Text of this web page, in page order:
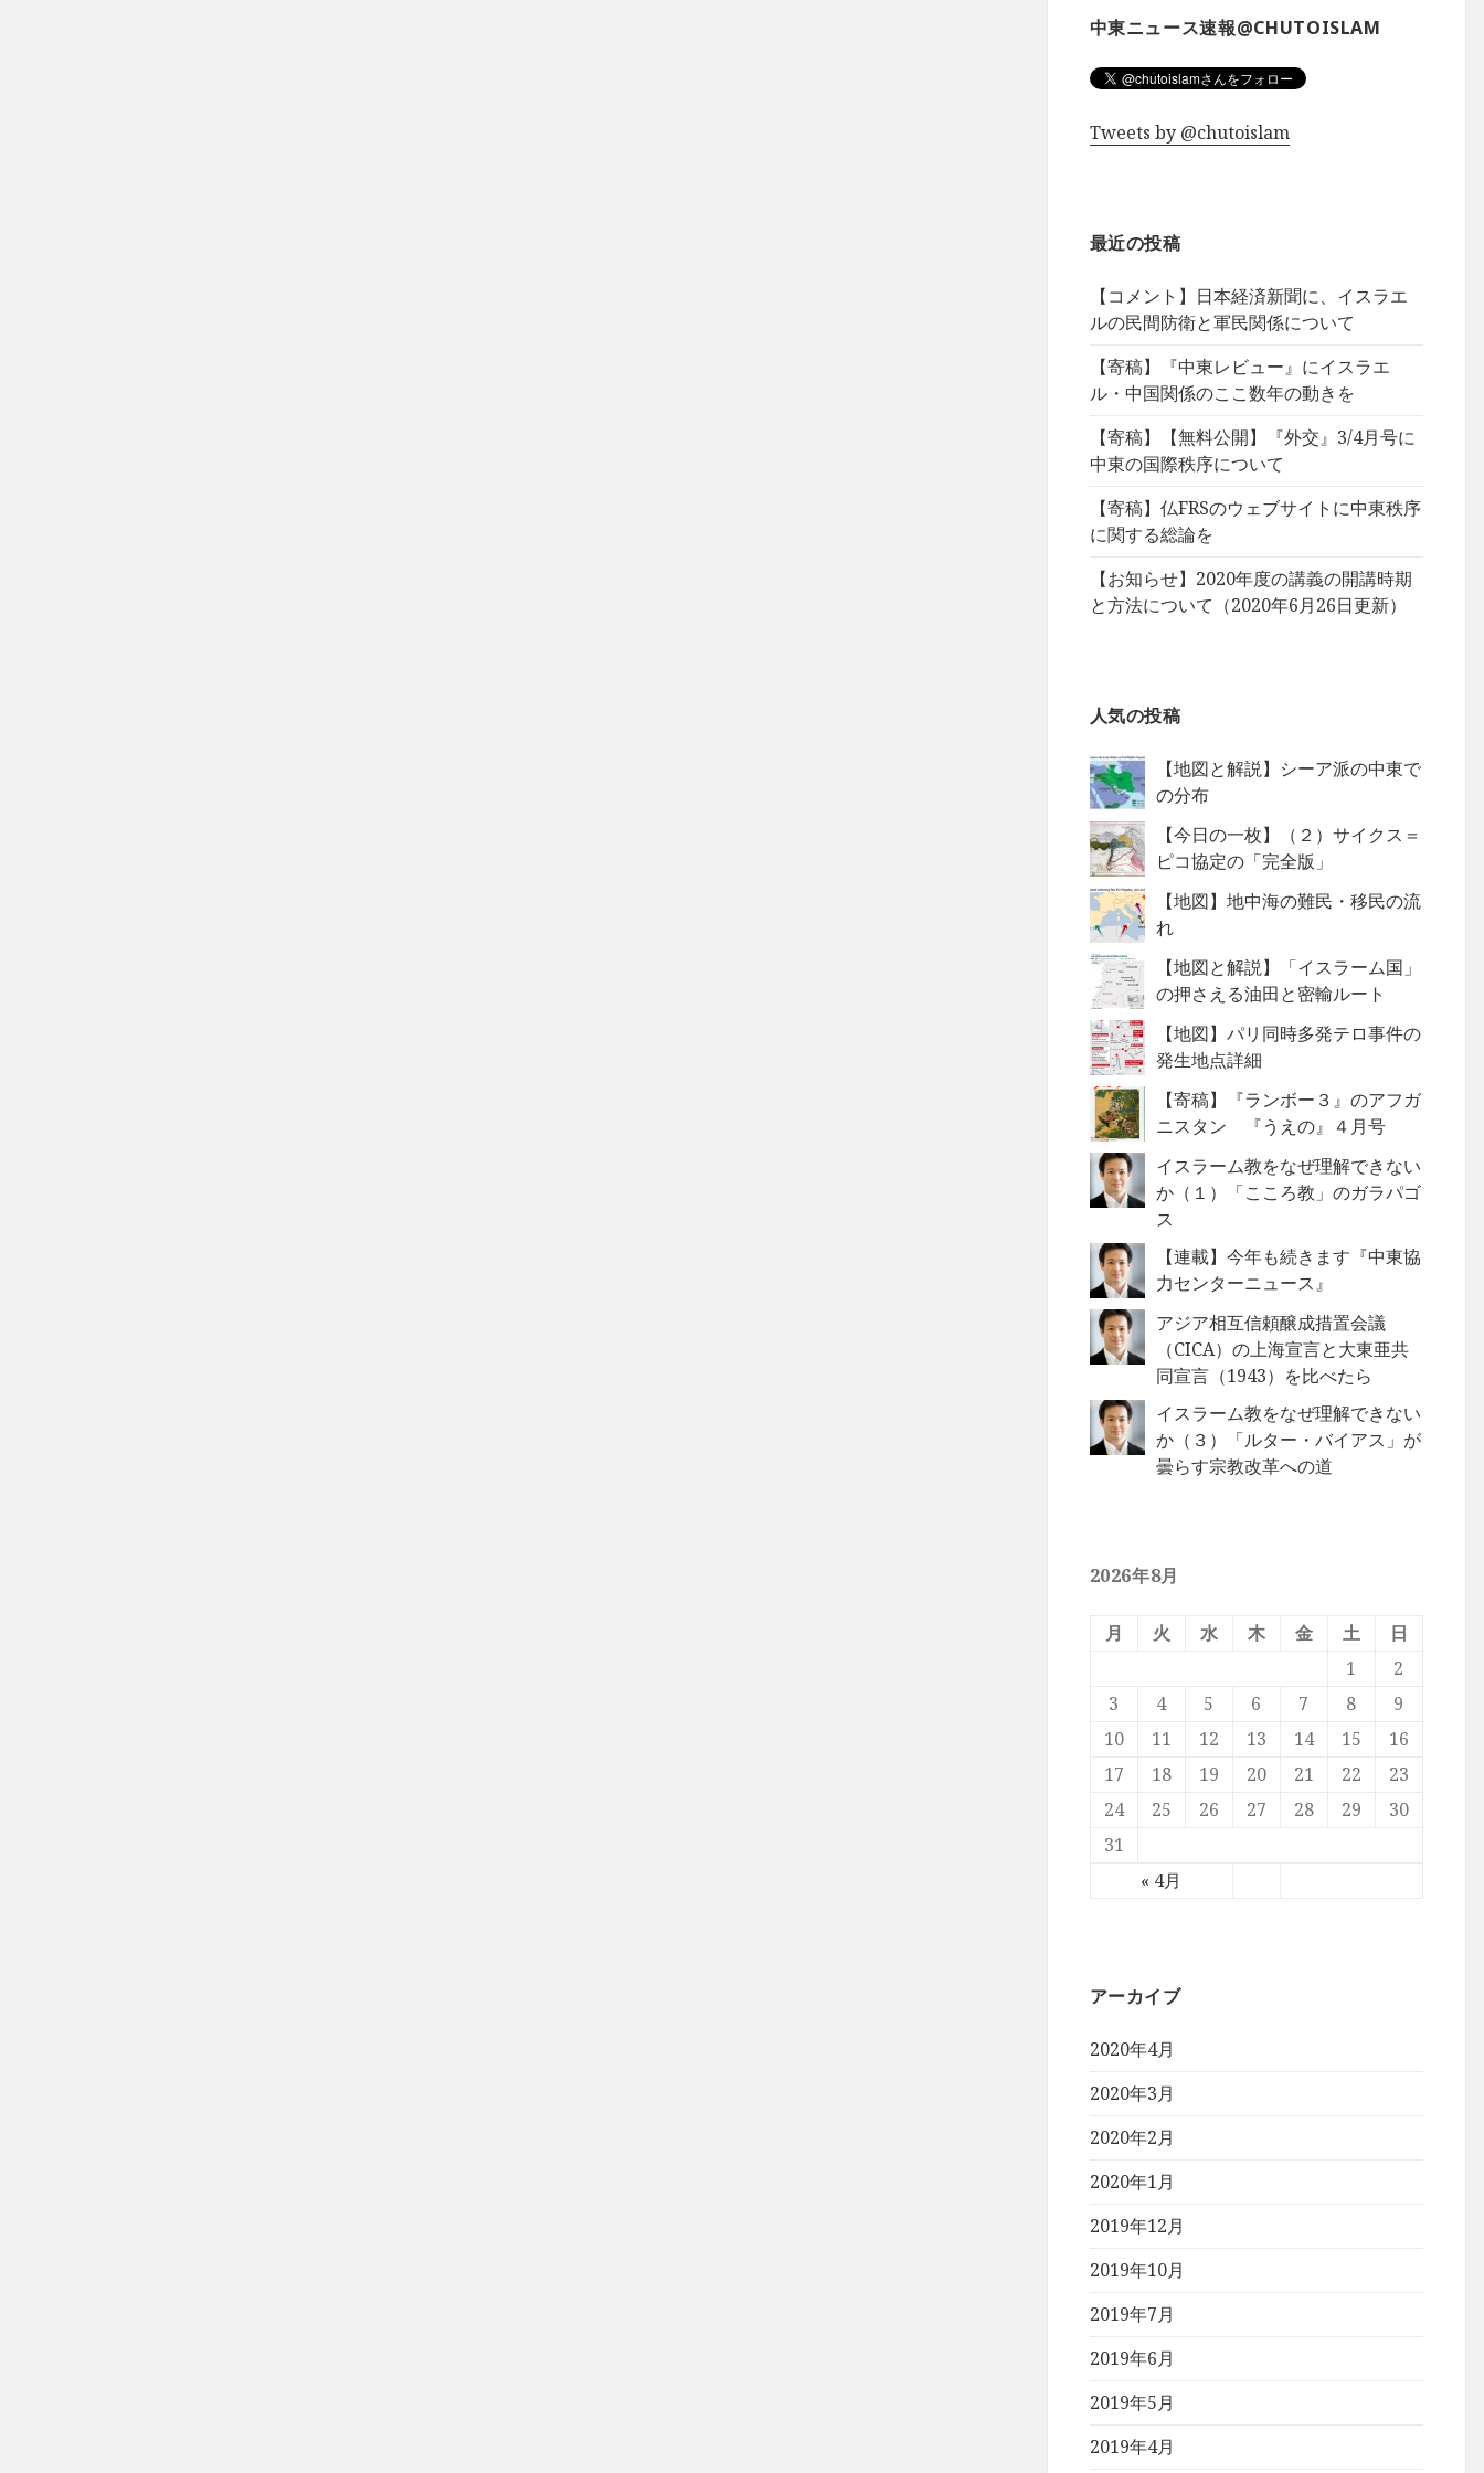
中東ニュース速報@CHUTOISLAM
Tweets by @chutoislam
最近の投稿
【コメント】日本経済新聞に、イスラエ
ルの民間防衛と軍民関係について
【寄稿】『中東レビュー』にイスラエ
ル・中国関係のここ数年の動きを
【寄稿】【無料公開】『外交』3/4月号に
中東の国際秩序について
【寄稿】仏FRSのウェブサイトに中東秩序
に関する総論を
【お知らせ】2020年度の講義の開講時期
と方法について（2020年6月26日更新）
人気の投稿
【地図と解説】シーア派の中東で
の分布
【今日の一枚】（２）サイクス＝
ピコ協定の「完全版」
【地図】地中海の難民・移民の流
れ
【地図と解説】「イスラーム国」
の押さえる油田と密輸ルート
【地図】パリ同時多発テロ事件の
発生地点詳細
【寄稿】『ランボー３』のアフガ
ニスタン 『うえの』４月号
イスラーム教をなぜ理解できない
か（１）「こころ教」のガラパゴ
ス
【連載】今年も続きます『中東協
力センターニュース』
アジア相互信頼醸成措置会議
（CICA）の上海宣言と大東亜共
同宣言（1943）を比べたら
イスラーム教をなぜ理解できない
か（３）「ルター・バイアス」が
曇らす宗教改革への道
2026年8月
月 火 水 木 金 土 日
« 4月
1
2
3
4 5 6 7 8
9
10
11 12 13 14 15
16
17
18 19 20 21 22
23
24
25 26 27 28 29
30
31
アーカイブ
2020年4月
2020年3月
2020年2月
2020年1月
2019年12月
2019年10月
2019年7月
2019年6月
2019年5月
2019年4月